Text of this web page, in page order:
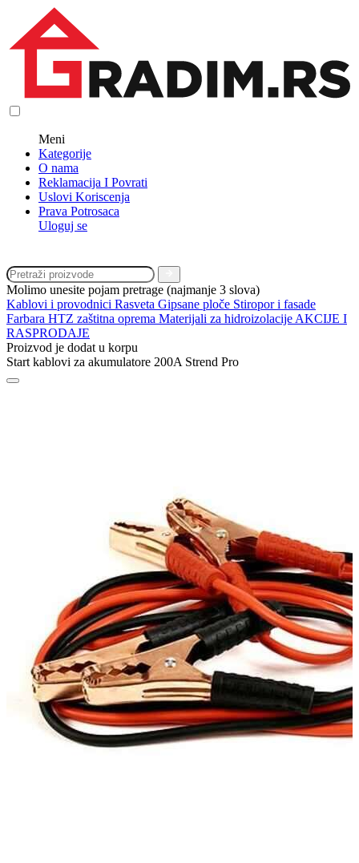
Meni
Kategorije
O nama
Reklamacija I Povrati
Uslovi Koriscenja
Prava Potrosaca
Uloguj se
Molimo unesite pojam pretrage (najmanje 3 slova)
Kablovi i provodnici Rasveta Gipsane ploče Stiropor i fasade
Farbara HTZ zaštitna oprema Materijali za hidroizolacije AKCIJE I
RASPRODAJE
Proizvod je dodat u korpu
Start kablovi za akumulatore 200A Strend Pro